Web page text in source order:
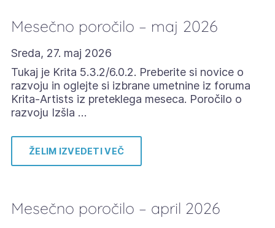
Mesečno poročilo – maj 2026
Sreda, 27. maj 2026
Tukaj je Krita 5.3.2/6.0.2. Preberite si novice o
razvoju in oglejte si izbrane umetnine iz foruma
Krita-Artists iz preteklega meseca. Poročilo o
razvoju Izšla …
ŽELIM IZVEDETI VEČ
Mesečno poročilo – april 2026